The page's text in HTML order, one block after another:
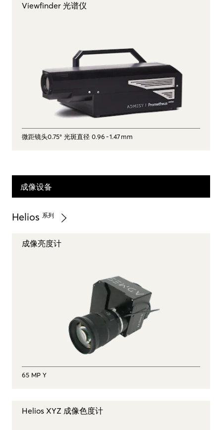
Viewfinder 光谱仪
微距镜头0.75° 光斑直径 0.96 ‑ 1.47 mm
成像设备
Helios 系列
成像亮度计
65 MP Y
Helios XYZ 成像色度计